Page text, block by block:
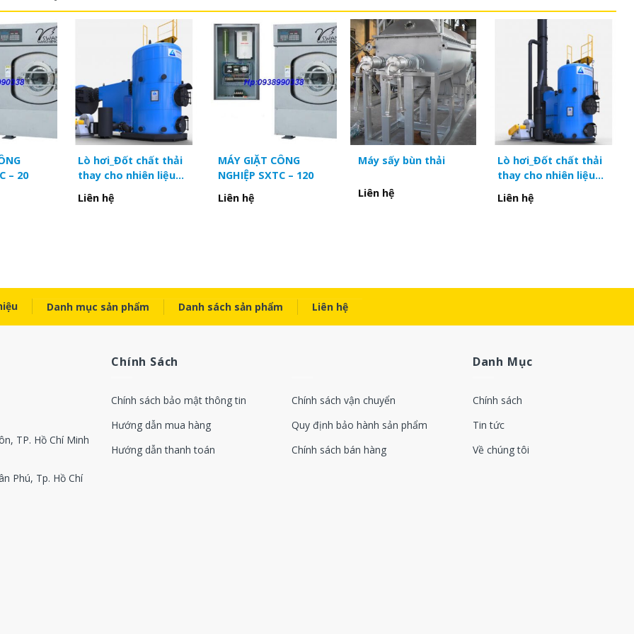
– 30
: 30kg
: 380V
cơ: 4kw
1410mm – S:1450mm- C: 1840mm
72 vòng/phút
vi xử lý
Quốc
– 20
Lò hơi_Đốt chất thải
thay cho nhiên liệu
Liên hệ
MÁY GIẶT CÔNG
NGHIỆP SXTC – 120
Liên hệ
Máy sấy bùn thải
Liên hệ
Lò hơi_Đốt chất thải
thay cho nhiên liệu
Liên hệ
Danh mục sản phẩm Danh sách sản phẩm Liên hệ
TP. Hồ Chí Minh
Phú, Tp. Hồ Chí
Chính Sách
Chính sách bảo mật thông tin
Hướng dẫn mua hàng
Hướng dẫn thanh toán
Chính sách vận chuyển
Quy định bảo hành sản phẩm
Chính sách bán hàng
Danh Mục
Chính sách
Tin tức
Về chúng tôi